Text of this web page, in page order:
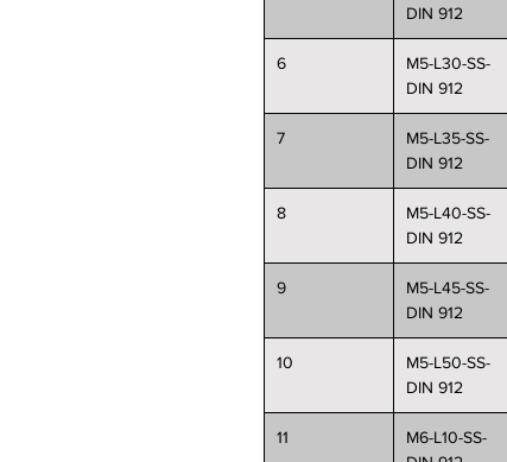
DIN 912
6
M5-L30-SS-
DIN 912
7
M5-L35-SS-
DIN 912
8
M5-L40-SS-
DIN 912
9
M5-L45-SS-
DIN 912
10
M5-L50-SS-
DIN 912
11
M6-L10-SS-